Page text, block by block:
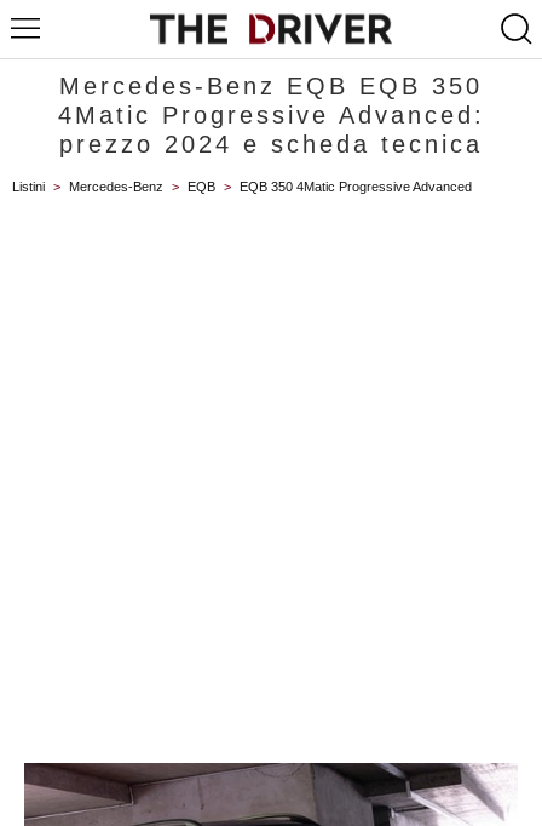
Mercedes-Benz EQB EQB 350
4Matic Progressive Advanced:
prezzo 2024 e scheda tecnica
Listini > Mercedes-Benz > EQB > EQB 350 4Matic Progressive Advanced